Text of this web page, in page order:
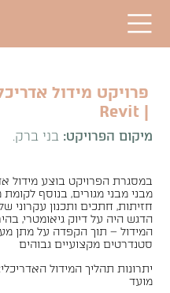
פרויקט מידול
| Revit
מיקום הפרויקט: בני ברק.
מבני מבני מגורים, בנוסף
חזיתות, חתכים ותכנון עקרוני
הדגש היה על דיוק גיאומטרי,
המידול – תוך הקפדה על מתן
סטנדרטים מקצועיים גבוהים
יתרונות תהליך המידול
מועד